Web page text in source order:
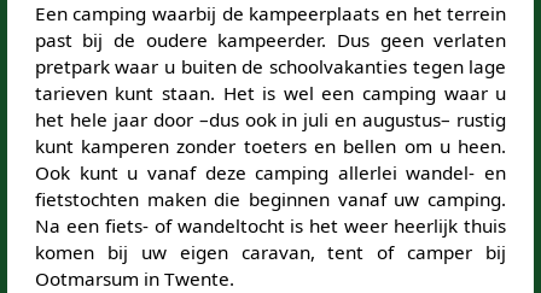
Een camping waarbij de kampeerplaats en het terrein
past bij de oudere kampeerder. Dus geen verlaten
pretpark waar u buiten de schoolvakanties tegen lage
tarieven kunt staan. Het is wel een camping waar u
het hele jaar door –dus ook in juli en augustus– rustig
kunt kamperen zonder toeters en bellen om u heen.
Ook kunt u vanaf deze camping allerlei wandel- en
fietstochten maken die beginnen vanaf uw camping.
Na een fiets- of wandeltocht is het weer heerlijk thuis
komen bij uw eigen caravan, tent of camper bij
Ootmarsum in Twente.